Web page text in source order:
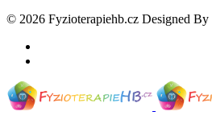
© 2026 Fyzioterapiehb.cz Designed By